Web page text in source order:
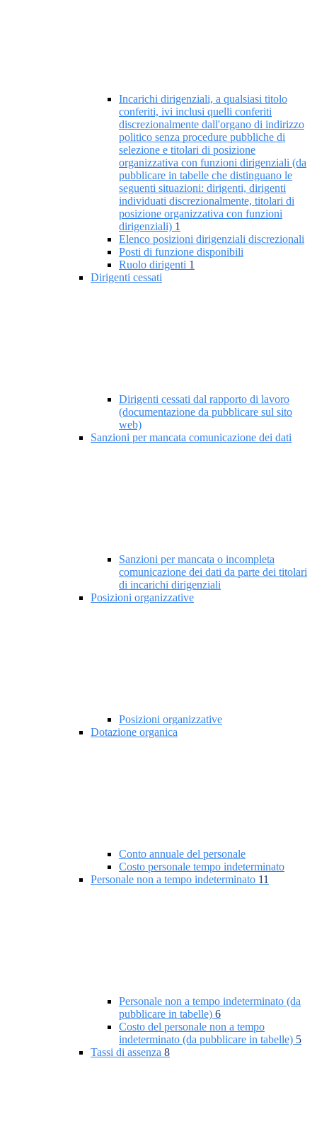
Incarichi dirigenziali, a qualsiasi titolo
conferiti, ivi inclusi quelli conferiti
discrezionalmente dall'organo di indirizzo
politico senza procedure pubbliche di
selezione e titolari di posizione
organizzativa con funzioni dirigenziali (da
pubblicare in tabelle che distinguano le
seguenti situazioni: dirigenti, dirigenti
individuati discrezionalmente, titolari di
posizione organizzativa con funzioni
dirigenziali) 1
Elenco posizioni dirigenziali discrezionali
Posti di funzione disponibili
Ruolo dirigenti 1
Dirigenti cessati
Dirigenti cessati dal rapporto di lavoro
(documentazione da pubblicare sul sito
web)
Sanzioni per mancata comunicazione dei dati
Sanzioni per mancata o incompleta
comunicazione dei dati da parte dei titolari
di incarichi dirigenziali
Posizioni organizzative
Posizioni organizzative
Dotazione organica
Conto annuale del personale
Costo personale tempo indeterminato
Personale non a tempo indeterminato 11
Personale non a tempo indeterminato (da
pubblicare in tabelle) 6
Costo del personale non a tempo
indeterminato (da pubblicare in tabelle) 5
Tassi di assenza 8